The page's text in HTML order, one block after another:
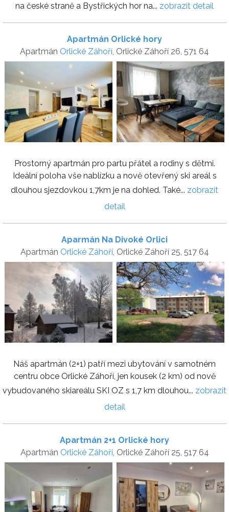
na české straně a Bystřických hor na... zobrazit detail
Apartmán Orlické hory
Apartmán Orlické Záhoří , Orlické Záhoří 26, 571 64
Prostorný apartmán pro partu přátel a rodiny s dětmi.
Ideální poloha vše nablízku a nově otevřený ski areál s
dlouhou sjezdovkou 1,7km je na dohled. Také... zobrazit
detail
Aparmán Na Divoké Orlici
Apartmán Orlické Záhoří, Orlické Záhoří 25, 517 64
Náš apartmán (2+1) patří mezi ubytování v samotném
centru obce Orlické Záhoří, jen kousek (2 km) od nově
vybudovaného skiareálu SKI OZ s 1,7 km dlouhou... zobrazit
detail
Apartmán 2+1 Orlické hory
Apartmán Orlické Záhoří, Orlické Záhoří 25, 517 64